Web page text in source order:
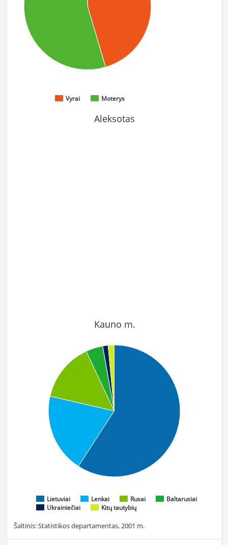
Vyrai Moterys
Aleksotas
Kauno m.
Lietuviai Lenkai Rusai
Baltarusiai
Ukrainiečiai
Kitų tautybių
Šaltinis: Statistikos departamentas, 2001 m.